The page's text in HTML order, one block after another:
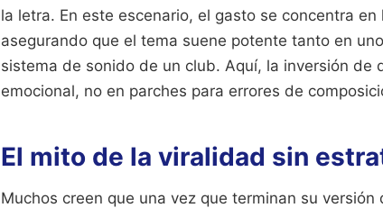
la letra. En este escenario, el gasto se concentra
asegurando que el tema suene potente tanto en
sistema de sonido de un club. Aquí, la inversión de
emocional, no en parches para errores de
El mito de la viralidad sin
Muchos creen que una vez que terminan su versión